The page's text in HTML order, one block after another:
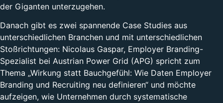
der Giganten unterzugehen.
Danach gibt es zwei spannende Case Studies aus
unterschiedlichen Branchen und mit unterschiedlichen
Stoßrichtungen: Nicolaus Gaspar, Employer Branding-
Spezialist bei Austrian Power Grid (APG) spricht zum
Thema „Wirkung statt Bauchgefühl: Wie Daten Employer
Branding und Recruiting neu definieren“ und möchte
aufzeigen, wie Unternehmen durch systematische